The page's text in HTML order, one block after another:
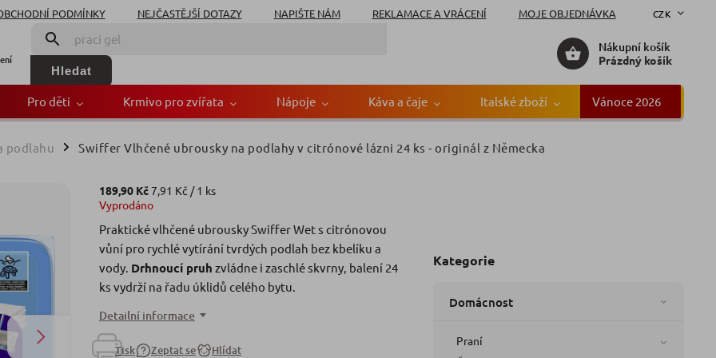
PODMÍNKY NEJČASTĚJŠÍ DOTAZY NAPIŠTE NÁM REKLAMACE A VRÁCENÍ MOJE OBJEDNÁVKA CZK
Hledat
Nákupní košík
Prázdný košík
Pro děti Krmivo pro zvířata Nápoje Káva a čaje Italské zboží Vánoce 2026
podlahu / Swiffer Vlhčené ubrousky na podlahy v citrónové lázni 24 ks - originál z Německa
Kategorie
Domácnost
Praní
na podlahy v citrónové
189,90 Kč7,91 Kč / 1 ks
Vyprodáno
Praktické vlhčené ubrousky Swiffer Wet s citrónovou
vůní pro rychlé vytírání tvrdých podlah bez kbelíku a
vody. Drhnoucí pruh zvládne i zaschlé skvrny, balení 24
ks vydrží na řadu úklidů celého bytu.
Detailní informace
Tisk Zeptat se Hlídat